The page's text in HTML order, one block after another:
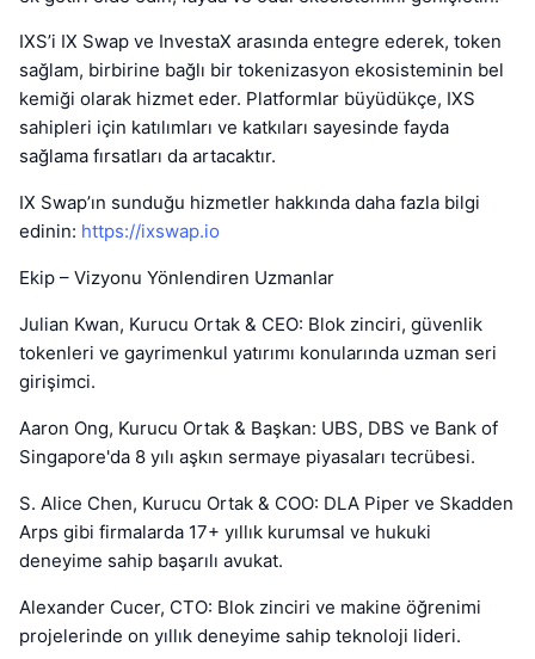
IXS’i IX Swap ve InvestaX arasında entegre ederek, token
sağlam, birbirine bağlı bir tokenizasyon ekosisteminin bel
kemiği olarak hizmet eder. Platformlar büyüdükçe, IXS
sahipleri için katılımları ve katkıları sayesinde fayda
sağlama fırsatları da artacaktır.
IX Swap’ın sunduğu hizmetler hakkında daha fazla bilgi
edinin: https://ixswap.io
Ekip – Vizyonu Yönlendiren Uzmanlar
Julian Kwan, Kurucu Ortak & CEO: Blok zinciri, güvenlik
tokenleri ve gayrimenkul yatırımı konularında uzman seri
girişimci.
Aaron Ong, Kurucu Ortak & Başkan: UBS, DBS ve Bank of
Singapore'da 8 yılı aşkın sermaye piyasaları tecrübesi.
S. Alice Chen, Kurucu Ortak & COO: DLA Piper ve Skadden
Arps gibi firmalarda 17+ yıllık kurumsal ve hukuki
deneyime sahip başarılı avukat.
Alexander Cucer, CTO: Blok zinciri ve makine öğrenimi
projelerinde on yıllık deneyime sahip teknoloji lideri.